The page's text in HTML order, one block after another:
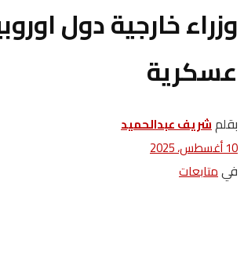
وزراء خارجية دول
عسكرية
بقلمشريف عبدالحميد
10 أغسطس، 2025
فيمتابعات